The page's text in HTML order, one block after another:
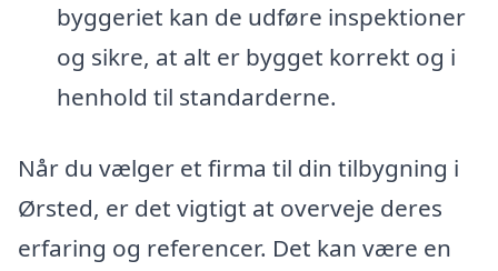
byggeriet kan de udføre inspektioner
og sikre, at alt er bygget korrekt og i
henhold til standarderne.
Når du vælger et firma til din tilbygning i
Ørsted, er det vigtigt at overveje deres
erfaring og referencer. Det kan være en